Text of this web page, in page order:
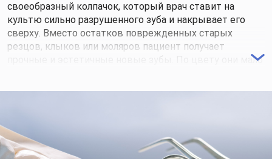
своеобразный колпачок, который врач ставит на
культю сильно разрушенного зуба и накрывает его
сверху. Вместо остатков поврежденных старых
резцов, клыков или моляров пациент получает
прочные и эстетичные новые зубы. По цвету они мало
сломался;
из-за глубокого кариеса осталось меньше половины